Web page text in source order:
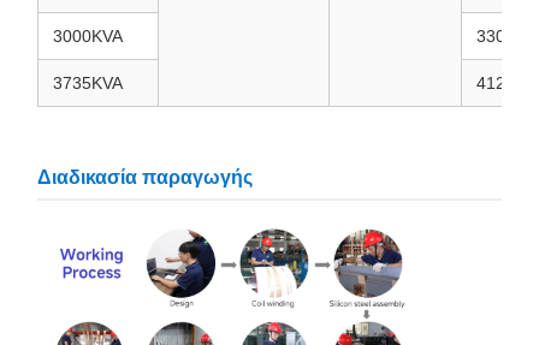
3000KVA 3300
3735KVA 4125
Διαδικασία παραγωγής